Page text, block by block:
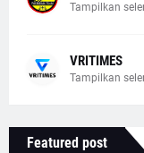
Tampilkan
VRITIMES
Tampilkan
Featured post